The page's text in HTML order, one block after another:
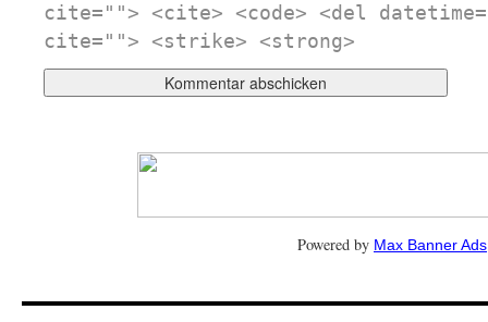
cite=""> <cite> <code> <del
cite=""> <strike> <strong>
Powered by Max Banner Ads